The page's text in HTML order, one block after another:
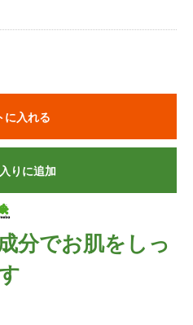
に入れる
りに追加
分でお肌をしっ